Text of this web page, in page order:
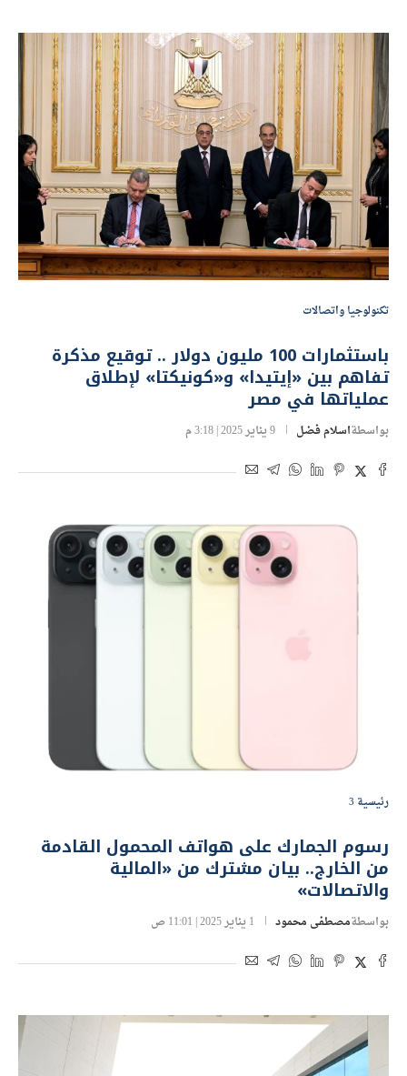
تكنولوجيا واتصالات
باستثمارات 100 مليون دولار .. توقيع مذكرة
تفاهم بين «إيتيدا» و«كونيكتا» لإطلاق
عملياتها في مصر
بواسطةاسلام فضل 9 يناير 2025 | 3:18 م
رئيسية 3
رسوم الجمارك على هواتف المحمول القادمة
من الخارج.. بيان مشترك من «المالية
والاتصالات»
بواسطةمصطفى محمود 1 يناير 2025 | 11:01 ص